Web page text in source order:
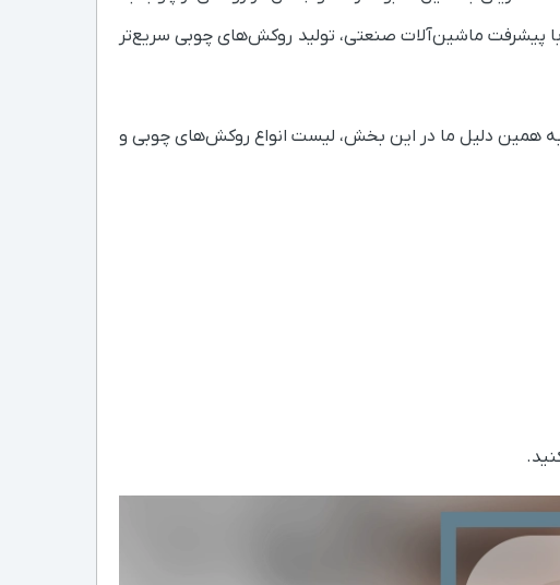
می‌شد و پس از آن، با پیشرفت ماشین‌آلات صنعتی، تولید روکش‌های چوبی سریع‌تر
به همین دلیل ما در این بخش، لیست انواع روکش‌های چوبی و